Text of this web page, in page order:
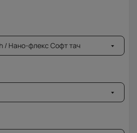
/ Нано-флекс Софт тач